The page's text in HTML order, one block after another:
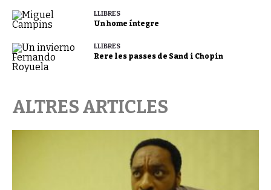
LLIBRES
Un home íntegre
LLIBRES
Rere les passes de Sand i Chopin
ALTRES ARTICLES